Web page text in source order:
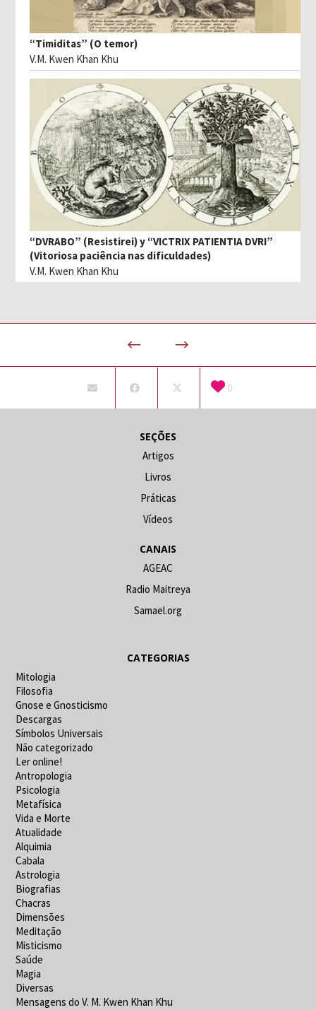
“Timiditas” (O temor)
V.M. Kwen Khan Khu
“DVRABO” (Resistirei) y “VICTRIX PATIENTIA DVRI”
(Vitoriosa paciência nas dificuldades)
V.M. Kwen Khan Khu
0
SEÇÕES
Artigos
Livros
Práticas
Vídeos
CANAIS
AGEAC
Radio Maitreya
Samael.org
CATEGORIAS
Mitologia
Filosofia
Gnose e Gnosticismo
Descargas
Símbolos Universais
Não categorizado
Ler online!
Antropologia
Psicologia
Metafísica
Vida e Morte
Atualidade
Alquimia
Cabala
Astrologia
Biografias
Chacras
Dimensões
Meditação
Misticismo
Saúde
Magia
Diversas
Mensagens do V. M. Kwen Khan Khu